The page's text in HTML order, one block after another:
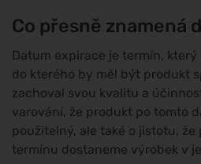
Co přesně znamená
Datum expirace je termín,
do kterého by měl být produkt
zachoval svou kvalitu a
varování, že produkt po tomto
použitelný, ale také o jistotu,
termínu dostaneme výrobek v